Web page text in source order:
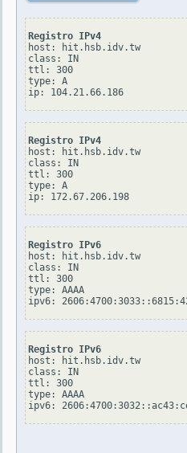
Registro IPv4
host: hit.hsb.idv.tw
class: IN
ttl: 300
type: A
Registro IPv4
host: hit.hsb.idv.tw
class: IN
ttl: 300
type: A
Registro IPv6
host: hit.hsb.idv.tw
class: IN
ttl: 300
type: AAAA
Registro IPv6
host: hit.hsb.idv.tw
class: IN
ttl: 300
type: AAAA